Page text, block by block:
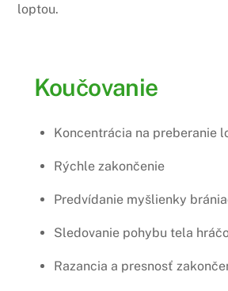
loptou.
Koučovanie
Koncentrácia na preberanie
Rýchle zakončenie
Predvídanie myšlienky
Sledovanie pohybu tela
Razancia a presnosť